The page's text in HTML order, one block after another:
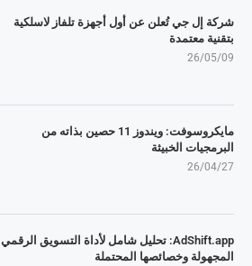
شركة إل جي تُعلن عن أول أجهزة تلفاز لاسلكية
بتقنية معتمدة
26/05/09
مايكروسوفت: ويندوز 11 حصين بذاته من
البرمجيات الخبيثة
26/04/27
AdShift.app: تحليل شامل لأداة التسويق الرقمي
المجهولة وخصائصها المحتملة